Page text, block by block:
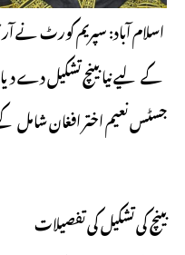
کے لیے نیا بینچ تشکیل دے
جسٹس نعیم اختر افغان شامل
بینچ کی تشکیل کی تفصیلات